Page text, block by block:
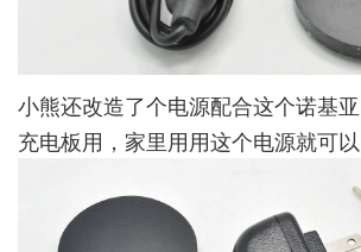
小熊还改造了个电源配合这个诺基
充电板用，家里用用这个电源就可以